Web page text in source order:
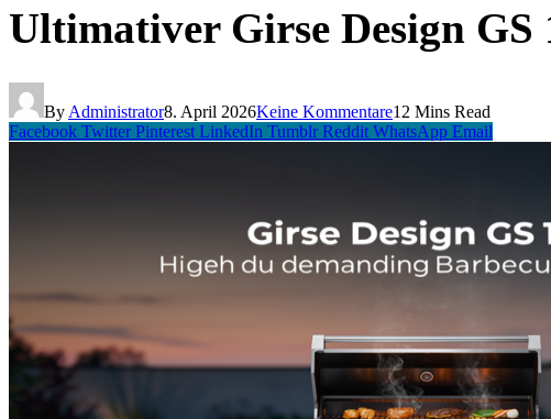
Ultimativer Girse Design
By Administrator8. April 2026Keine Kommentare12 Mins Read
Facebook Twitter Pinterest LinkedIn Tumblr Reddit WhatsApp Email